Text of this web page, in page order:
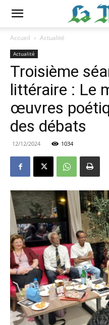
Accueil Actualité
Actualité
Troisième
littéraire : Le
œuvres
des débats
12/12/2024 1034